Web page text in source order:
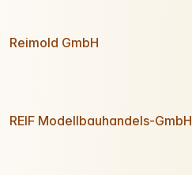
Reimold GmbH
REIF Modellbauhandels-GmbH